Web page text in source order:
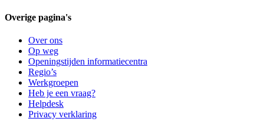
Overige pagina's
Over ons
Op weg
Openingstijden informatiecentra
Regio’s
Werkgroepen
Heb je een vraag?
Helpdesk
Privacy verklaring